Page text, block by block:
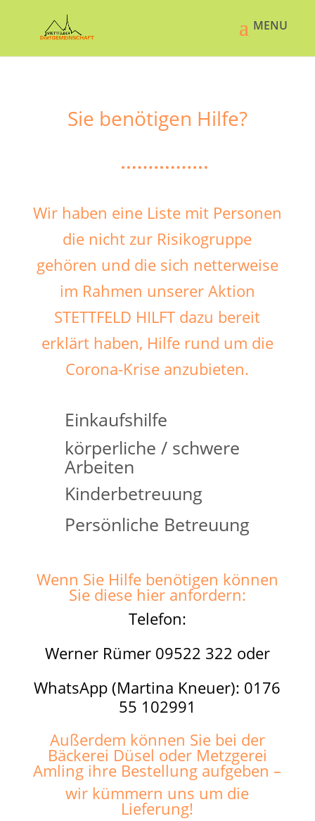
Sie benötigen Hilfe?
Wir haben eine Liste mit Personen
die nicht zur Risikogruppe
gehören und die sich netterweise
im Rahmen unserer Aktion
STETTFELD HILFT dazu bereit
erklärt haben, Hilfe rund um die
Corona-Krise anzubieten.
Einkaufshilfe
körperliche / schwere
Arbeiten
Kinderbetreuung
Persönliche Betreuung
Wenn Sie Hilfe benötigen können
Sie diese hier anfordern:
Telefon:
Werner Rümer 09522 322 oder
WhatsApp (Martina Kneuer): 0176
55 102991
Außerdem können Sie bei der
Bäckerei Düsel oder Metzgerei
Amling ihre Bestellung aufgeben –
wir kümmern uns um die
Lieferung!